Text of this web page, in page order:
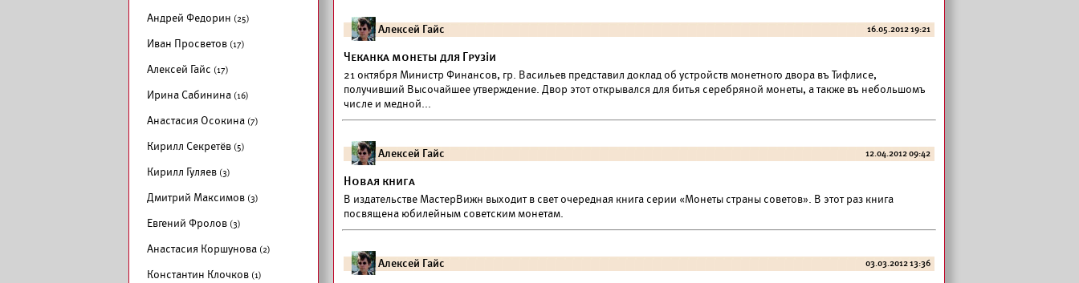
Андрей Федорин (25)
Иван Просветов (17)
Алексей Гайс (17)
Ирина Сабинина (16)
Анастасия Осокина (7)
Кирилл Секретёв (5)
Кирилл Гуляев (3)
Дмитрий Максимов (3)
Евгений Фролов (3)
Анастасия Коршунова (2)
Константин Клочков (1)
Алексей Гайс 16.05.2012 19:21
Чеканка монеты для Грузіи
21 октября Министр Финансов, гр. Васильев представил доклад об устройств монетного двора въ Тифлисе,
получивший Высочайшее утверждение. Двор этот открывался для битья серебряной монеты, а также въ небольшомъ
числе и медной...
Алексей Гайс 12.04.2012 09:42
Новая книга
В издательстве МастерВижн выходит в свет очередная книга серии «Монеты страны советов». В этот раз книга
посвящена юбилейным советским монетам.
Алексей Гайс 03.03.2012 13:36